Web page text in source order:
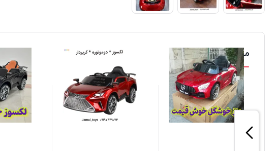
محصولات مشابه